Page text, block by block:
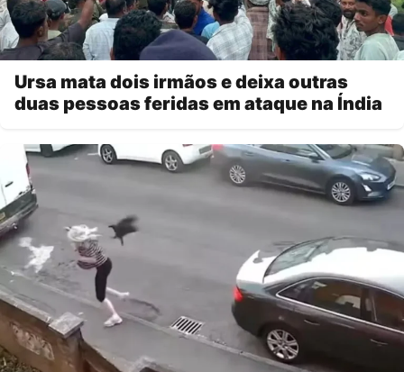
Ursa mata dois irmãos e deixa outras
duas pessoas feridas em ataque na Índia